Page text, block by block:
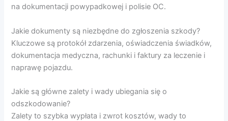
na dokumentacji powypadkowej i polisie OC.
Jakie dokumenty są niezbędne do zgłoszenia szkody?
Kluczowe są protokół zdarzenia, oświadczenia świadków,
dokumentacja medyczna, rachunki i faktury za leczenie i
naprawę pojazdu.
Jakie są główne zalety i wady ubiegania się o
odszkodowanie?
Zalety to szybka wypłata i zwrot kosztów, wady to